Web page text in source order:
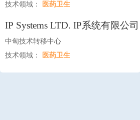
药（中国）有限公司
技术领域： 医药卫生
IP Systems LTD. IP系统有限公司
中匈技术转移中心
技术领域：
医药卫生